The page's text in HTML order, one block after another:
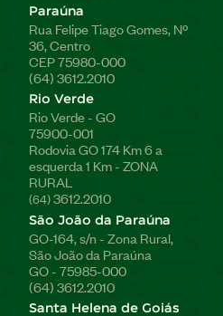
Paraúna
Rua Felipe Tiago Gomes, Nº
36, Centro
CEP 75980-000
(64) 3612.2010
Rio Verde
Rio Verde - GO
75900-001
Rodovia GO 174 Km 6 a
esquerda 1 Km - ZONA
RURAL
(64)3612.2010
São João da Paraúna
GO-164, s/n - Zona Rural,
São João da Paraúna
GO - 75985-000
(64) 3612.2010
Santa Helena de Goiás